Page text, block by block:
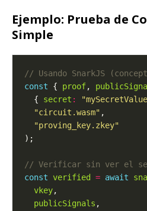
Ejemplo: Prueba de
Simple
const { proof,
  {
secret :
"circuit.wasm"
"proving_key.zkey"
const verified = await
vkey
publicSignals